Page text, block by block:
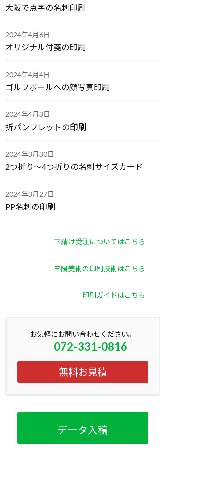
大阪で点字の名刺印刷
2024年4月6日
オリジナル付箋の印刷
2024年4月4日
ゴルフボールへの顔写真印刷
2024年4月3日
折パンフレットの印刷
2024年3月30日
2つ折り～4つ折りの名刺サイズカード
2024年3月27日
PP名刺の印刷
下請け受注についてはこちら
三陽美術の印刷技術はこちら
印刷ガイドはこちら
お気軽にお問い合わせください。
072-331-0816
無料お見積
データ入稿